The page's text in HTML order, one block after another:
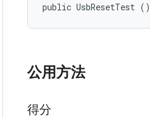
public UsbResetTest ()
公用方法
得分